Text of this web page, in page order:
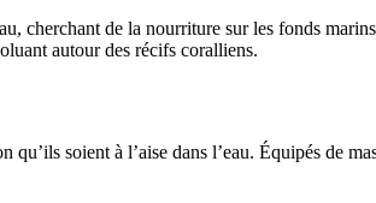
cherchant de la nourriture sur les fonds
autour des récifs coralliens.
soient à l’aise dans l’eau. Équipés de